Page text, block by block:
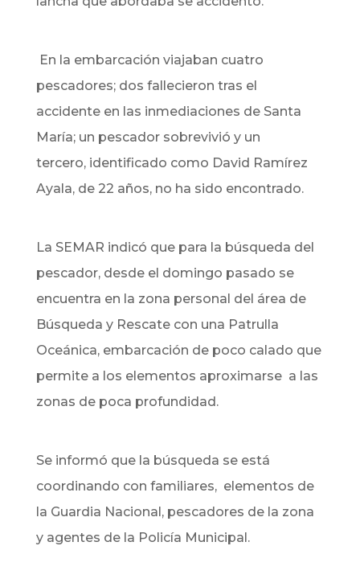
En la embarcación viajaban cuatro
pescadores; dos fallecieron tras el
accidente en las inmediaciones de Santa
María; un pescador sobrevivió y un
tercero, identificado como David Ramírez
Ayala, de 22 años, no ha sido encontrado.
La SEMAR indicó que para la búsqueda del
pescador, desde el domingo pasado se
encuentra en la zona personal del área de
Búsqueda y Rescate con una Patrulla
Oceánica, embarcación de poco calado que
permite a los elementos aproximarse a las
zonas de poca profundidad.
Se informó que la búsqueda se está
coordinando con familiares, elementos de
la Guardia Nacional, pescadores de la zona
y agentes de la Policía Municipal.